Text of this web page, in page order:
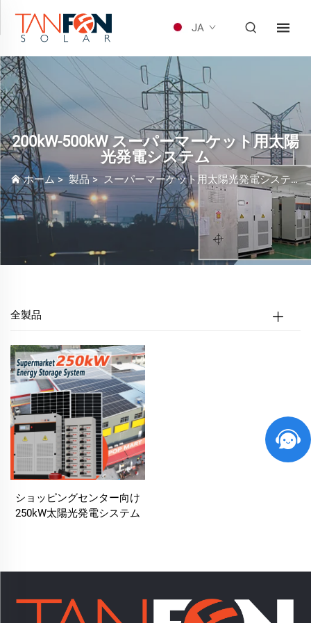
JA
200kW-500kW スーパーマーケット用太陽
光発電システム
ホーム > 製品 > スーパーマーケット用太陽光発電システム
全製品
ショッピングセンター向け
250kW太陽光発電システム